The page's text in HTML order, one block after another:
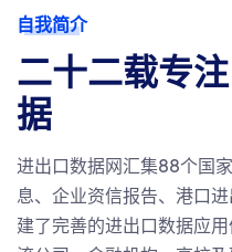
自我简介
二十二载专
据
进出口数据网汇集88个国
息、企业资信报告、港口
建了完善的进出口数据应